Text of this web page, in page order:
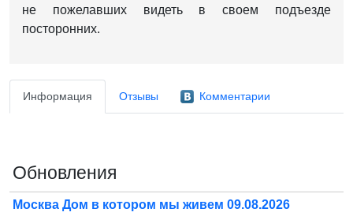
не пожелавших видеть в своем подъезде
посторонних.
Информация Отзывы Комментарии
Обновления
Москва Дом в котором мы живем 09.08.2026